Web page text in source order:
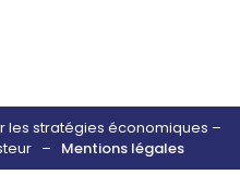
les stratégies économiques –
– Mentions légales